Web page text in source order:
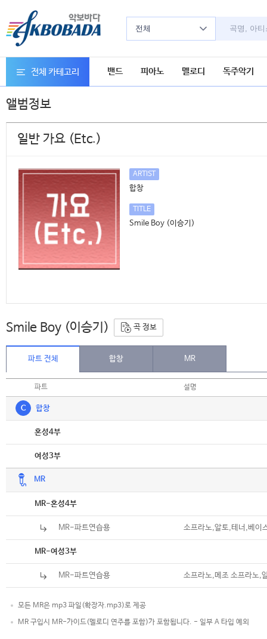
전체
전체 카테고리 밴드 피아노 멜로디 독주악기
앨범정보
일반 가요 (Etc.)
ARTIST
합창
TITLE
Smile Boy (이승기)
Smile Boy (이승기) 곡 정보
파트 전체 합창 MR
파트 설명
C 합창
혼성4부
여성3부
MR
MR-혼성4부
MR-파트연습용 소프라노,알토,테너,베이
MR-여성3부
MR-파트연습용 소프라노,메조 소프라노,
모든 MR은 mp3 파일(확장자.mp3)로 제공
MR 구입시 MR-가이드(멜로디 연주를 포함)가 포함됩니다. - 일부 A 타입 예외